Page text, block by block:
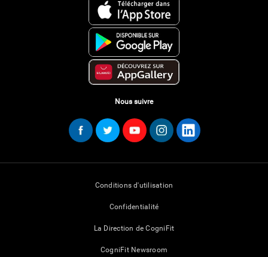
Nous suivre
Conditions d'utilisation
Confidentialité
La Direction de CogniFit
CogniFit Newsroom